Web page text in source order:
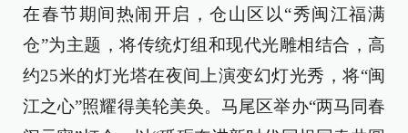
在春节期间热闹开启，仓山区以“秀闽江福满
仓”为主题，将传统灯组和现代光雕相结合，高
约25米的灯光塔在夜间上演变幻灯光秀，将“闽
江之心”照耀得美轮美奂。马尾区举办“两马同春